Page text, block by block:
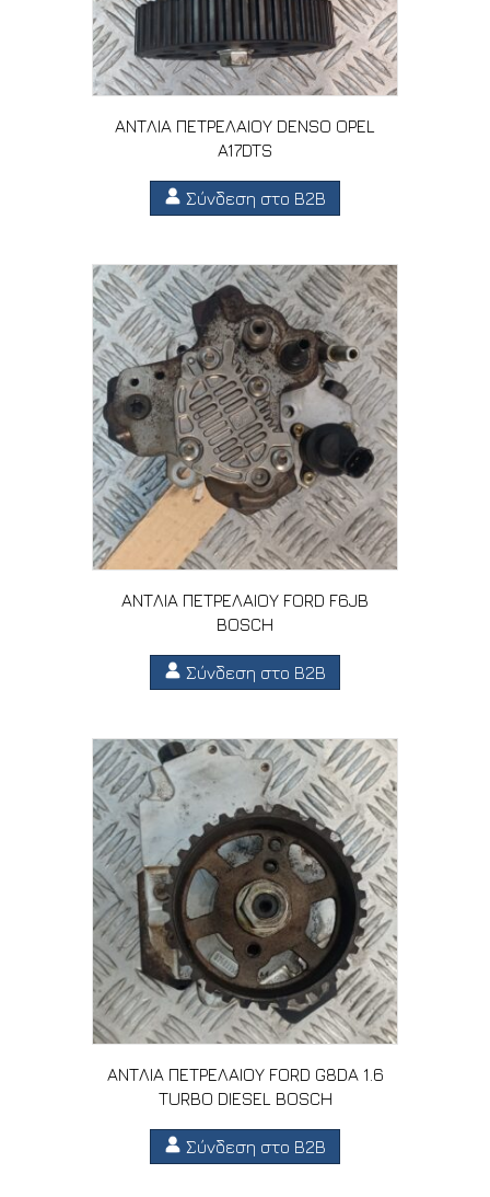
ΑΝΤΛΙΑ ΠΕΤΡΕΛΑΙΟΥ DENSO OPEL
A17DTS
Σύνδεση στο B2B
ΑΝΤΛΙΑ ΠΕΤΡΕΛΑΙΟΥ FORD F6JB
BOSCH
Σύνδεση στο B2B
ΑΝΤΛΙΑ ΠΕΤΡΕΛΑΙΟΥ FORD G8DA 1.6
TURBO DIESEL BOSCH
Σύνδεση στο B2B